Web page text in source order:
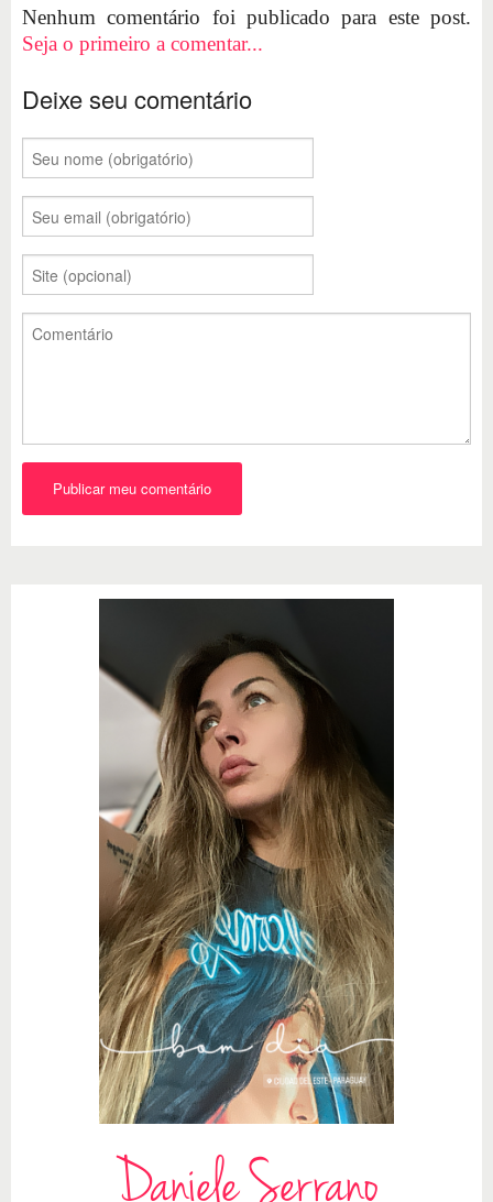
Nenhum comentário foi publicado para este post.
Seja o primeiro a comentar...
Deixe seu comentário